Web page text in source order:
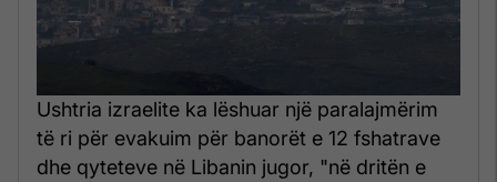
Ushtria izraelite ka lëshuar një paralajmërim
të ri për evakuim për banorët e 12 fshatrave
dhe qyteteve në Libanin jugor, "në dritën e